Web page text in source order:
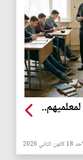
الثاني 2026